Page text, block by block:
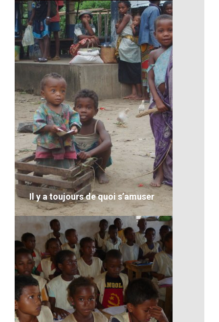
Artisanat-Les céréales
VOIR LE DÉTAIL
Il y a toujours de quoi s’amuser